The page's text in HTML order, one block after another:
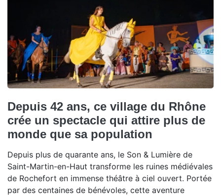
Depuis 42 ans, ce village du Rhône
crée un spectacle qui attire plus de
monde que sa population
Depuis plus de quarante ans, le Son & Lumière de
Saint-Martin-en-Haut transforme les ruines médiévales
de Rochefort en immense théâtre à ciel ouvert. Portée
par des centaines de bénévoles, cette aventure